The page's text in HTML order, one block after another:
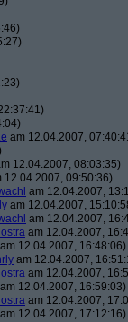
am 12.04.2007,
12.04.2007, 08:03:35)
12.04.2007, 09:50:36)
am 12.04.2007,
am 12.04.2007,
am 12.04.2007,
am 12.04.2007,
am 12.04.2007, 16:48:06)
am 12.04.2007,
am 12.04.2007,
am 12.04.2007, 16:59:03)
am 12.04.2007,
am 12.04.2007, 17:12:16)